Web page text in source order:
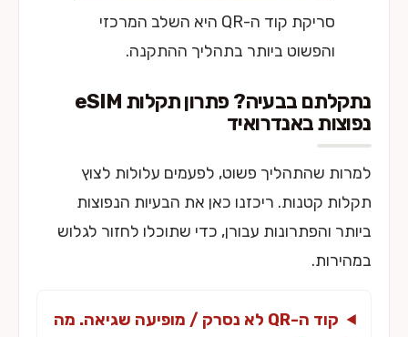
סריקת קוד ה-QR היא השלב המרכזי
והפשוט ביותר בתהליך ההתקנה.
נתקלתם בבעיה? פתרון תקלות eSIM
נפוצות באנדרואיד
למרות שהתהליך פשוט, לפעמים עלולות לצוץ
תקלות קטנות. ריכזנו כאן את הבעיות הנפוצות
ביותר והפתרונות עבורן, כדי שתוכלו לחזור לגלוש
במהירות.
קוד ה-QR לא נסרק / מופיעה שגיאה. מה